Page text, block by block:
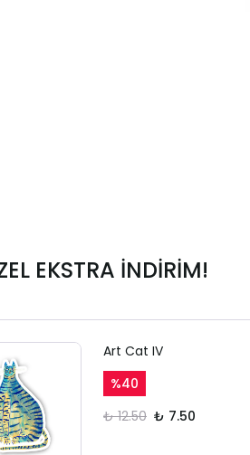
EKSTRA İNDİRİM!
Art Cat IV
%40
₺ 12.50 ₺ 7.50